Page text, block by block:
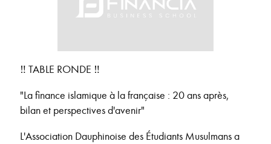
‼️ TABLE RONDE ‼️
"La finance islamique à la française : 20 ans après,
bilan et perspectives d'avenir"
L'Association Dauphinoise des Étudiants Musulmans a